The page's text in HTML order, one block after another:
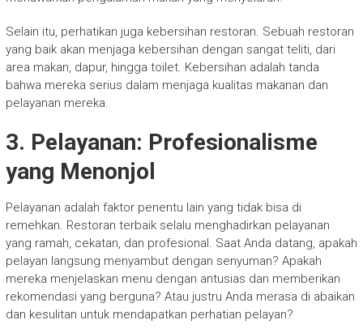
Selain itu, perhatikan juga kebersihan restoran. Sebuah restoran
yang baik akan menjaga kebersihan dengan sangat teliti, dari
area makan, dapur, hingga toilet. Kebersihan adalah tanda
bahwa mereka serius dalam menjaga kualitas makanan dan
pelayanan mereka.
3. Pelayanan: Profesionalisme
yang Menonjol
Pelayanan adalah faktor penentu lain yang tidak bisa di
remehkan. Restoran terbaik selalu menghadirkan pelayanan
yang ramah, cekatan, dan profesional. Saat Anda datang, apakah
pelayan langsung menyambut dengan senyuman? Apakah
mereka menjelaskan menu dengan antusias dan memberikan
rekomendasi yang berguna? Atau justru Anda merasa di abaikan
dan kesulitan untuk mendapatkan perhatian pelayan?